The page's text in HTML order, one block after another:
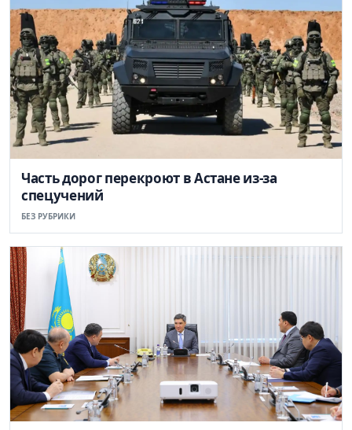
Часть дорог перекроют в Астане из-за
спецучений
БЕЗ РУБРИКИ